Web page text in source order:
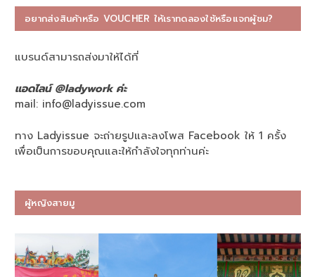
อยากส่งสินค้าหรือ VOUCHER ให้เราทดลองใช้หรือแจกผู้ชม?
แบรนด์สามารถส่งมาให้ได้ที่
แอดไลน์ @ladywork ค่ะ
mail: info@ladyissue.com
ทาง Ladyissue จะถ่ายรูปและลงโพส Facebook ให้ 1 ครั้ง
เพื่อเป็นการขอบคุณและให้กำลังใจทุกท่านค่ะ
ผู้หญิงสายมู